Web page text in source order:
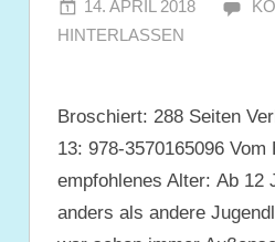
14. APRIL 2018
HINTERLASSEN
Broschiert: 288 Seiten
13: 978-3570165096 Vom
empfohlenes Alter: Ab 12
anders als andere